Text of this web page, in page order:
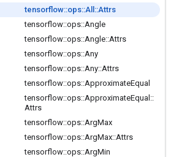
tensorflow::ops::All ::Attrs
tensorflow::ops::Angle
tensorflow::ops::Angle::Attrs
tensorflow::ops::Any
tensorflow::ops::Any::Attrs
tensorflow::ops::ApproximateEqual
tensorflow::ops::ApproximateEqual ::
Attrs
tensorflow::ops::ArgMax
tensorflow::ops::ArgMax::Attrs
tensorflow::ops::ArgMin